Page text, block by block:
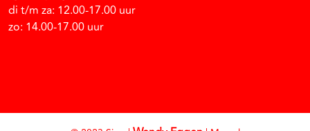
di t/m za: 12.00-17.00 uur
zo: 14.00-17.00 uur